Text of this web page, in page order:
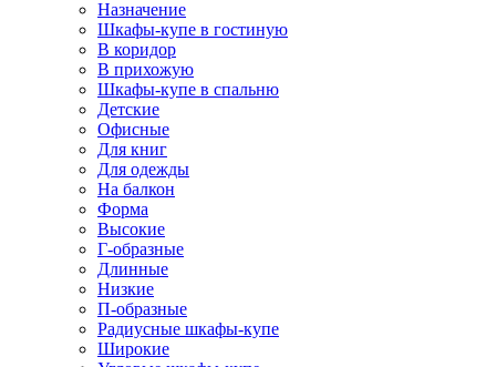
Назначение
Шкафы-купе в гостиную
В коридор
В прихожую
Шкафы-купе в спальню
Детские
Офисные
Для книг
Для одежды
На балкон
Форма
Высокие
Г-образные
Длинные
Низкие
П-образные
Радиусные шкафы-купе
Широкие